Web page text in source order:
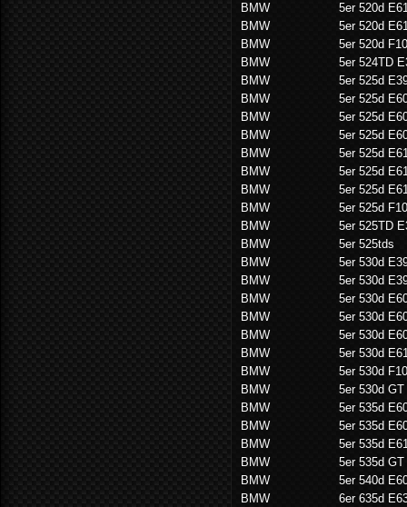
BMW
5er 520d
BMW
5er 520d
BMW
5er 520d F10
BMW
5er 524TD
BMW
5er 525d
BMW
5er 525d
BMW
5er 525d
BMW
5er 525d
BMW
5er 525d
BMW
5er 525d
BMW
5er 525d
BMW
5er 525d F10
BMW
5er 525TD
BMW
5er 525tds
BMW
5er 530d
BMW
5er 530d
BMW
5er 530d
BMW
5er 530d
BMW
5er 530d
BMW
5er 530d
BMW
5er 530d F10
BMW
5er 530d GT
BMW
5er 535d
BMW
5er 535d
BMW
5er 535d
BMW
5er 535d GT
BMW
5er 540d
BMW
6er 635d